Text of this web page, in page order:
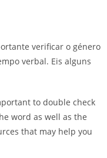
verificar o género
verbal. Eis alguns
to double check
word as well as the
that may help you